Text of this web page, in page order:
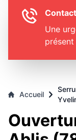
Une
Accueil